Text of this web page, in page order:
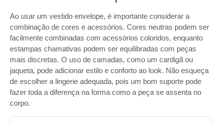
Ao usar um vestido envelope, é importante considerar a
combinação de cores e acessórios. Cores neutras podem ser
facilmente combinadas com acessórios coloridos, enquanto
estampas chamativas podem ser equilibradas com peças
mais discretas. O uso de camadas, como um cardigã ou
jaqueta, pode adicionar estilo e conforto ao look. Não esqueça
de escolher a lingerie adequada, pois um bom suporte pode
fazer toda a diferença na forma como a peça se assenta no
corpo.